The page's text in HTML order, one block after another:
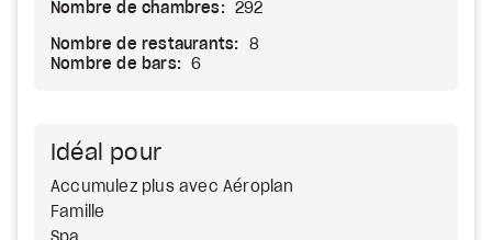
Nombre de chambres: 292
Nombre de restaurants:
8
Nombre de bars:
6
Idéal pour
Accumulez plus avec Aéroplan
Famille